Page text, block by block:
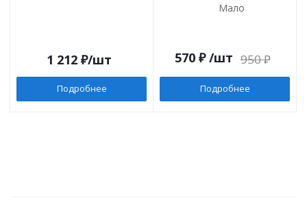
1 212 ₽/шт
Подробнее
Мало
570₽ /шт 950₽
Подробнее